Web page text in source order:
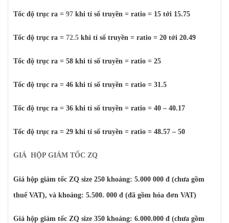
Tốc độ trục ra = 97 khi tỉ số truyền = ratio = 15 tới 15.75
Tốc độ trục ra = 72.5 khi tỉ số truyền = ratio = 20 tới 20.49
Tốc độ trục ra = 58 khi tỉ số truyền = ratio = 25
Tốc độ trục ra = 46 khi tỉ số truyền = ratio = 31.5
Tốc độ trục ra = 36 khi tỉ số truyền = ratio = 40 – 40.17
Tốc độ trục ra = 29 khi tỉ số truyền = ratio = 48.57 – 50
GIÁ HỘP GIẢM TỐC ZQ
Giá hộp giảm tốc ZQ size 250 khoảng: 5.000 000 đ (chưa gồm
thuế VAT), và khoảng: 5.500. 000 đ (đã gồm hóa đơn VAT)
Giá hộp giảm tốc ZQ size 350 khoảng: 6.000.000 đ (chưa gồm